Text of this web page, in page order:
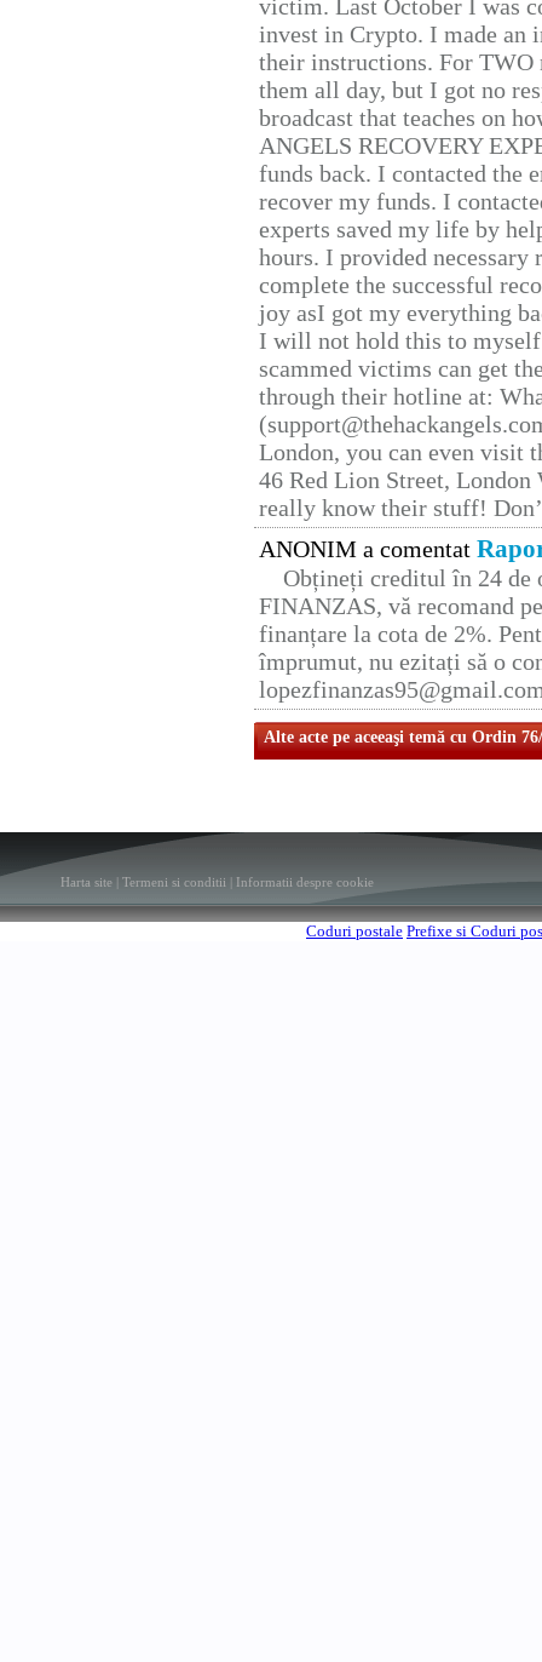
victim. Last October I was
invest in Crypto. I made
their instructions. For TWO
them all day, but I got no
broadcast that teaches on
ANGELS RECOVERY
funds back. I contacted the
recover my funds. I
experts saved my life by
hours. I provided
complete the successful
joy asI got my everything
I will not hold this to
scammed victims can get
through their hotline at:
London, you can even visit
46 Red Lion Street, London
really know their stuff!
ANONIM a comentat
Obțineți creditul în 24 de
FINANZAS, vă recomand
finanțare la cota de 2%.
împrumut, nu ezitați să o
Alte acte pe aceeaşi temă cu Ordin
Harta site Termeni si conditii Informatii despre cookie
Coduri postale Prefixe si Coduri